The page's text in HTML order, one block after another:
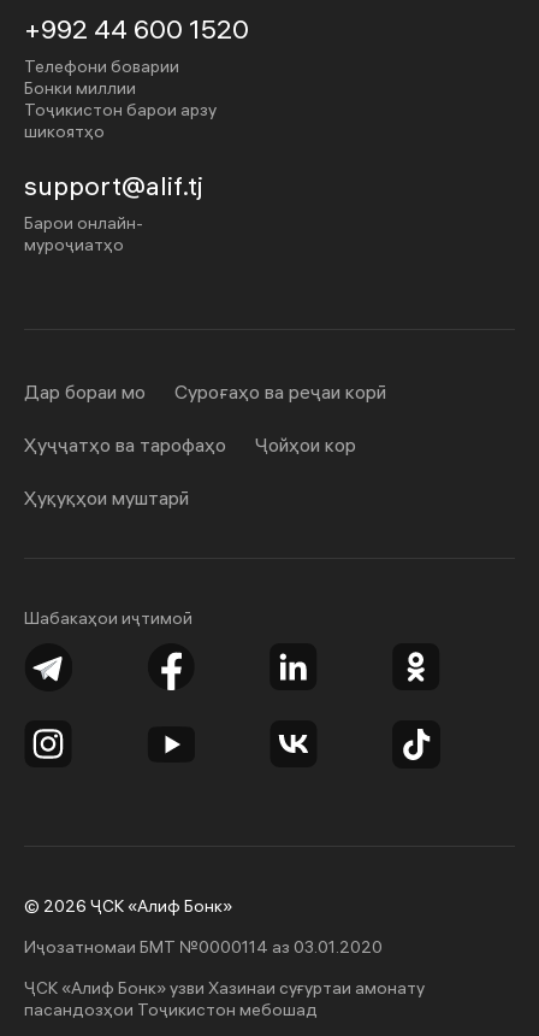
+992 44 600 1520
Телефони боварии
Бонки миллии
Тоҷикистон барои арзу
шикоятҳо
support@alif.tj
Барои онлайн-
муроҷиатҳо
Шабакаҳои иҷтимоӣ
Дар бораи мо Суроғаҳо ва реҷаи корӣ
Ҳуҷҷатҳо ва тарофаҳо Ҷойҳои кор
Ҳуқуқҳои муштарӣ
© 2026 ҶСК «Алиф Бонк»
Иҷозатномаи БМТ №0000114 аз 03.01.2020
ҶСК «Алиф Бонк» узви Хазинаи суғуртаи амонату
пасандозҳои Тоҷикистон мебошад